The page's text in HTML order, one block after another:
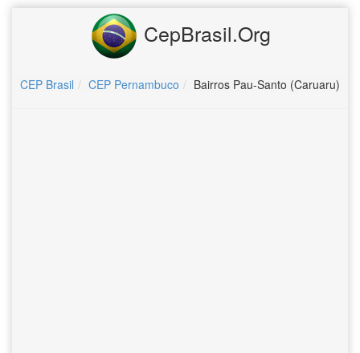
CepBrasil.Org
CEP Brasil CEP Pernambuco Bairros Pau-Santo (Caruaru)